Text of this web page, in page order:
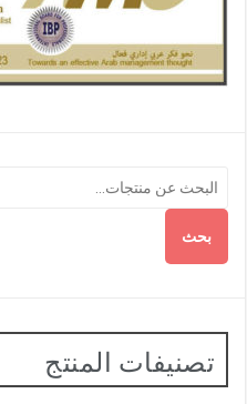
بحث
تصنيفات المنتج